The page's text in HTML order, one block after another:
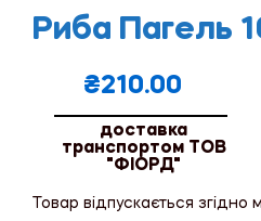
Риба Пагель
₴210.00
доставка
транспортом ТОВ
"ФІОРД"
Товар відпускається згідно